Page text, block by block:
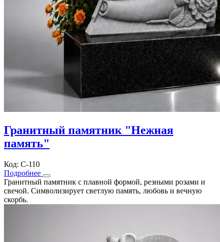
Гранитный памятник "Нежная
память"
Код: С-110
Подробнее
Гранитный памятник с плавной формой, резными розами и
свечой. Символизирует светлую память, любовь и вечную
скорбь.